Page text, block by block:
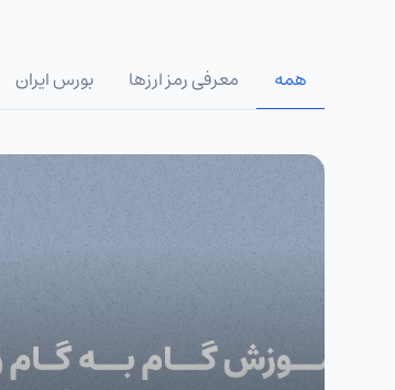
همه معرفی رمز ارزها بورس ایران